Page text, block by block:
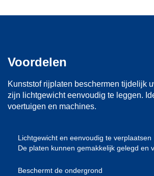
Voordelen
Kunststof rijplaten beschermen tijdelijk
zijn lichtgewicht eenvoudig te leggen.
voertuigen en machines.
Lichtgewicht en eenvoudig te verplaatsen
De platen kunnen gemakkelijk gelegd en
Beschermt de ondergrond